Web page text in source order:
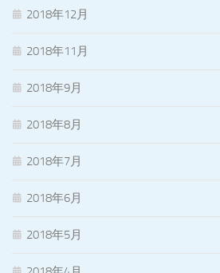
2018年12月
2018年11月
2018年9月
2018年8月
2018年7月
2018年6月
2018年5月